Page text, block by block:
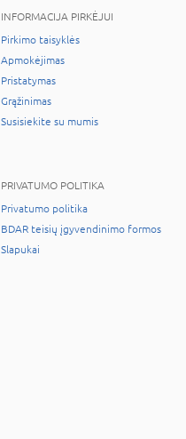
INFORMACIJA PIRKĖJUI
Pirkimo taisyklės
Apmokėjimas
Pristatymas
Grąžinimas
Susisiekite su mumis
PRIVATUMO POLITIKA
Privatumo politika
BDAR teisių įgyvendinimo formos
Slapukai